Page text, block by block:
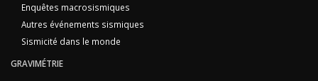
Enquêtes macrosismiques
Autres événements sismiques
Sismicité dans le monde
GRAVIMÉTRIE